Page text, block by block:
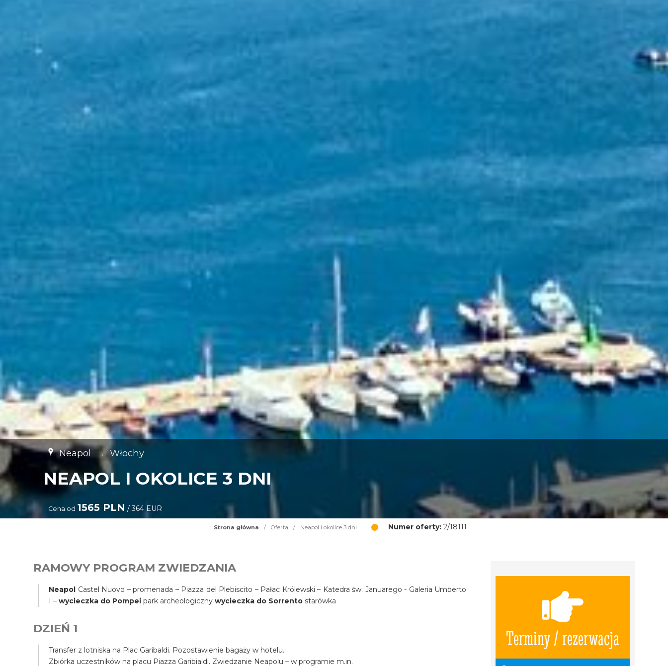
Neapol → Włochy
NEAPOL I OKOLICE 3 DNI
Cena od 1565 PLN / 364 EUR
Strona główna / Oferta / Neapol i okolice 3 dni Numer oferty: 2/18111
Terminy / rezerwacja
RAMOWY PROGRAM ZWIEDZANIA
Neapol Castel Nuovo – promenada – Piazza del Plebiscito – Pałac Królewski – Katedra św. Januarego - Galeria Umberto
I –wycieczka do Pompeipark archeologicznywycieczka do Sorrento starówka
DZIEŃ 1
Transfer z lotniska na Plac Garibaldi. Pozostawienie bagaży w hotelu.
Zbiórka uczestników na placu Piazza Garibialdi. Zwiedzanie Neapolu – w programie m.in.